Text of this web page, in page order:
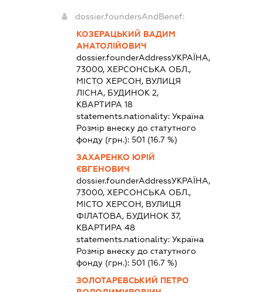
dossier.foundersAndBenef:
КОЗЕРАЦЬКИЙ ВАДИМ
АНАТОЛІЙОВИЧ
dossier.founderAddressУКРАЇНА,
73000, ХЕРСОНСЬКА ОБЛ.,
МІСТО ХЕРСОН, ВУЛИЦЯ
ЛІСНА, БУДИНОК 2,
КВАРТИРА 18
statements.nationality: Україна
Розмір внеску до статутного
фонду (грн.): 501 (16.7 %)
ЗАХАРЕНКО ЮРІЙ
ЄВГЕНОВИЧ
dossier.founderAddressУКРАЇНА,
73000, ХЕРСОНСЬКА ОБЛ.,
МІСТО ХЕРСОН, ВУЛИЦЯ
ФІЛАТОВА, БУДИНОК 37,
КВАРТИРА 48
statements.nationality: Україна
Розмір внеску до статутного
фонду (грн.): 501 (16.7 %)
ЗОЛОТАРЕВСЬКИЙ ПЕТРО